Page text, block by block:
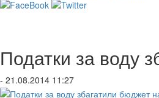
Податки за воду
- 21.08.2014 11:27